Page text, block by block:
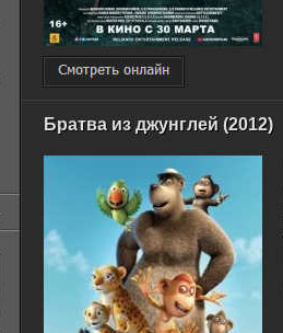
Братва из джунглей (2012)